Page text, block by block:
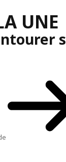
UNE